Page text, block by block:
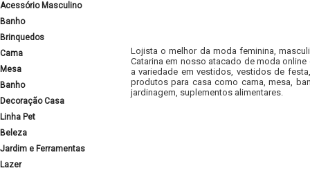
Acessório Masculino
Banho
Brinquedos
Cama
Mesa
Banho
Decoração Casa
Linha Pet
Beleza
Jardim e Ferramentas
Lazer
Lojista o melhor da moda feminina,
Catarina em nosso atacado de moda
a variedade em vestidos, vestidos de
produtos para casa como cama, mesa,
jardinagem, suplementos alimentares.